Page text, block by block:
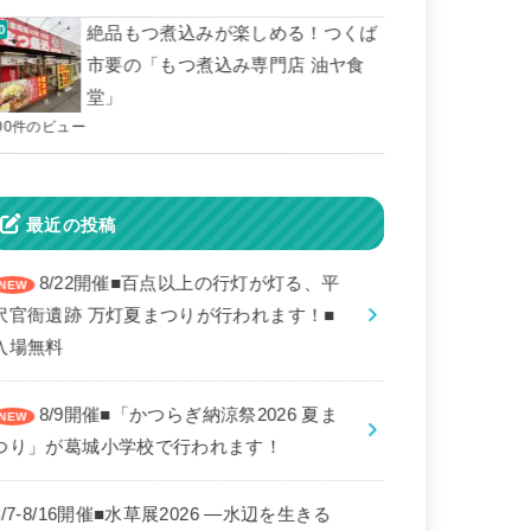
絶品もつ煮込みが楽しめる！つくば
市要の「もつ煮込み専門店 油ヤ食
堂」
件のビュー
最近の投稿
8/22開催■百点以上の行灯が灯る、平
官衙遺跡 万灯夏まつりが行われます！■
場無料
8/9開催■「かつらぎ納涼祭2026 夏ま
り」が葛城小学校で行われます！
7-8/16開催■水草展2026 ―水辺を生きる